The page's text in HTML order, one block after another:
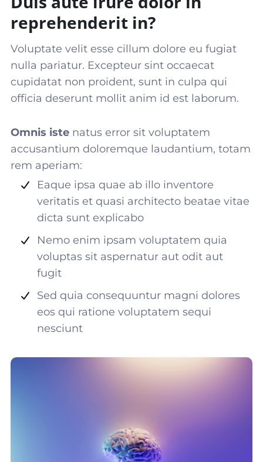
reprehenderit in?
Voluptate velit esse cillum dolore eu fugiat
nulla pariatur. Excepteur sint occaecat
cupidatat non proident, sunt in culpa qui
officia deserunt mollit anim id est laborum.
Omnis iste natus error sit voluptatem
accusantium doloremque laudantium, totam
rem aperiam:
Eaque ipsa quae ab illo inventore
veritatis et quasi architecto beatae vitae
dicta sunt explicabo
Nemo enim ipsam voluptatem quia
voluptas sit aspernatur aut odit aut
fugit
Sed quia consequuntur magni dolores
eos qui ratione voluptatem sequi
nesciunt